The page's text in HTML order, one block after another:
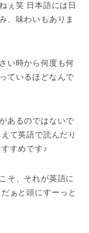
ぇ笑 日本語には日
、味わいもありま
い時から何度も何
ているほどなんで
あるのではないで
て英語で読んだり
すめです♪
そ、それが英語に
ぁと頭にすーっと